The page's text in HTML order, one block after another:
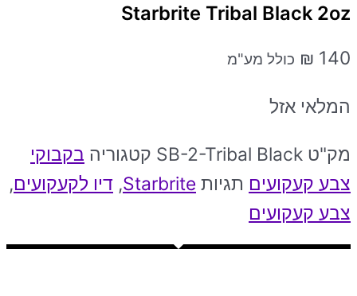
Starbrite Tribal Black 2oz
₪ 140 כולל מע"מ
המלאי אזל
מק"ט SB-2-Tribal Black קטגוריה בקבוקי
צבע קעקועים תגיות Starbrite
, דיו לקעקועים,
צבע קעקועים